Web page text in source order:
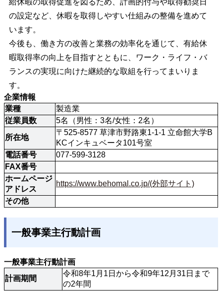
給休暇の取得促進を図るため、計画的付与や取得勧奨日
の設定など、休暇を取得しやすい仕組みの整備を進めて
います。
今後も、働き方の改善と業務の効率化を通じて、有給休
暇取得率の向上を目指すとともに、ワーク・ライフ・バ
ランスの実現に向けた継続的な取組を行ってまいりま
す。
企業情報
業種
製造業
従業員数
5名（男性：3名/女性：2名）
所在地
〒525-8577 草津市野路東1-1-1 立命館大学B
KCインキュベータ101号室
電話番号
077-599-3128
FAX番号
ホームページ
アドレス
https://www.behomal.co.jp/(外部サイト)
その他
一般事業主行動計画
一般事業主行動計画
計画期間
令和8年1月1日から令和9年12月31日まで
の2年間